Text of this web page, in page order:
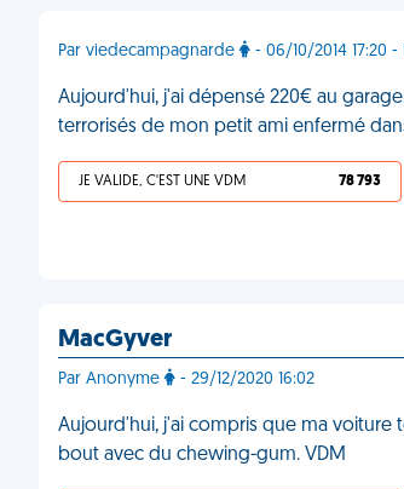
Par viedecampagnarde - 06/10/2014 17:20
Aujourd'hui, j'ai dépensé 220€ au
terrorisés de mon petit ami enfermé
JE VALIDE, C'EST UNE VDM 78 793
MacGyver
Par Anonyme - 29/12/2020 16:02
Aujourd'hui, j'ai compris que ma voiture
bout avec du chewing-gum. VDM